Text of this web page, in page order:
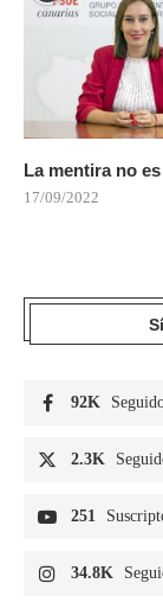
La mentira no
17/09/2022
92K
2.3K
251
34.8K